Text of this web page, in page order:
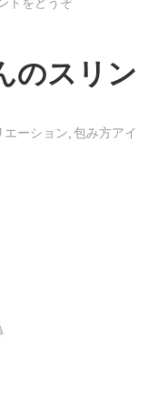
のスリン
エーション,包み方アイ